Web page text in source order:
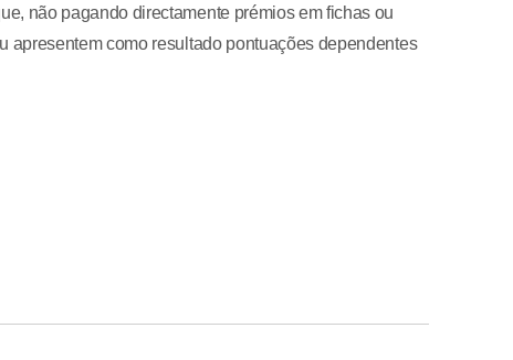
não pagando directamente prémios em fichas ou
apresentem como resultado pontuações dependentes